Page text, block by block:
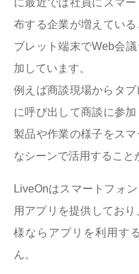
に最近では社員にスマ
布する企業が増えてい
ブレット端末でWeb会
加しています。
例えば商談現場からタ
に呼び出して商談に参
製品や作業の様子をス
なシーンで活用すること
LiveOnはスマートフォ
用アプリを提供してお
様ならアプリを利用す
ん。